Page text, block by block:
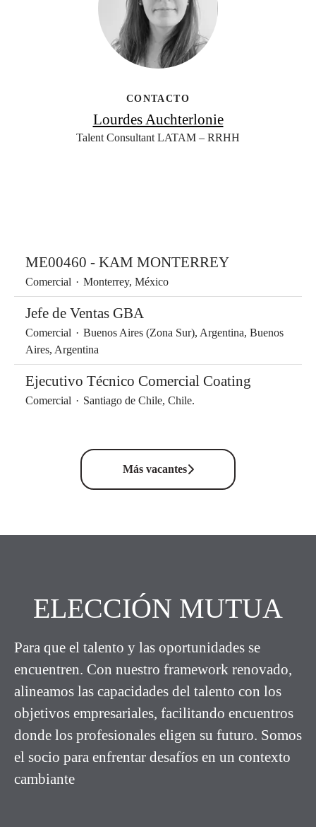
CONTACTO
Lourdes Auchterlonie
Talent Consultant LATAM – RRHH
ME00460 - KAM MONTERREY
Comercial · Monterrey, México
Jefe de Ventas GBA
Comercial · Buenos Aires (Zona Sur), Argentina, Buenos
Aires, Argentina
Ejecutivo Técnico Comercial Coating
Comercial · Santiago de Chile, Chile.
Más vacantes
ELECCIÓN MUTUA
Para que el talento y las oportunidades se
encuentren. Con nuestro framework renovado,
alineamos las capacidades del talento con los
objetivos empresariales, facilitando encuentros
donde los profesionales eligen su futuro. Somos
el socio para enfrentar desafíos en un contexto
cambiante